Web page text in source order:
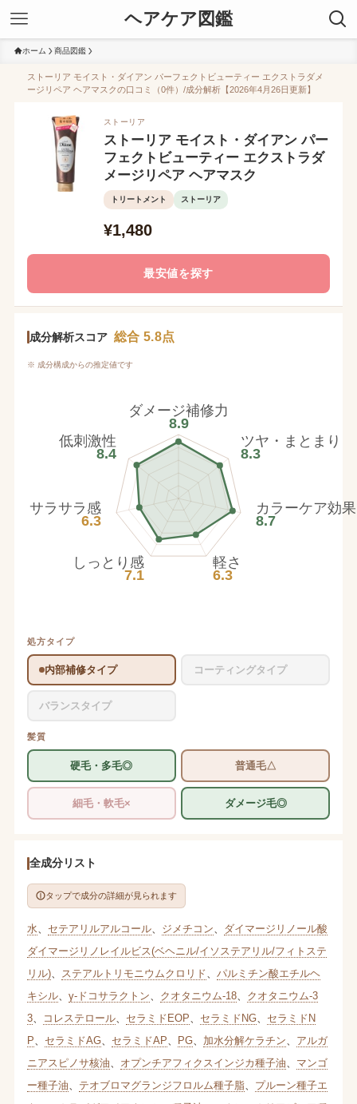
ヘアケア図鑑
ホーム 商品図鑑
ストーリア モイスト・ダイアン パーフェクトビューティー エクストラダメ
ージリペア ヘアマスクの口コミ（0件）/成分解析【2026年4月26日更新】
ストーリア
ストーリア モイスト・ダイアン パー
フェクトビューティー エクストラダ
メージリペア ヘアマスク
トリートメント ストーリア
¥1,480
最安値を探す
成分解析スコア 総合 5.8点
※ 成分構成からの推定値です
ダメージ補修力
8.9
ツヤ・まとまり
8.3
カラーケア効果
8.7
軽さ
6.3
しっとり感
7.1
サラサラ感
6.3
低刺激性
8.4
処方タイプ
内部補修タイプ コーティングタイプ
バランスタイプ
髪質
硬毛・多毛◎ 普通毛△
細毛・軟毛× ダメージ毛◎
全成分リスト
タップで成分の詳細が見られます
水 セテアリルアルコール、 ジメチコン
ダイマージリノール酸
ダイマージリノレイルビス(ベヘニル/イソステアリル/フィトステ
リル)、 ステアルトリモニウムクロリド
パルミチン酸エチルヘ
キシル、 γ-ドコサラクトン クオタニウム-18、 クオタニウム-3
3、 コレステロール、 セラミドEOP セラミドNG、 セラミドN
P
セラミドAG、 セラミドAP PG、 加水分解ケラチン
アルガ
ニアスピノサ核油
オプンチアフィクスインジカ種子油
マンゴ
ー種子油
テオブロマグランジフロルム種子脂、 プルーン種子エ